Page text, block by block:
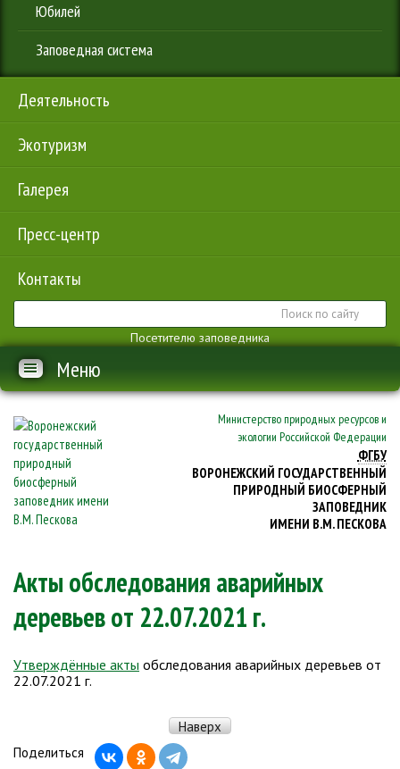
Юбилей
Заповедная система
Деятельность
Экотуризм
Галерея
Пресс-центр
Контакты
Посетителю заповедника
Меню
Министерство природных ресурсов и
экологии Российской Федерации
ФГБУ
ВОРОНЕЖСКИЙ ГОСУДАРСТВЕННЫЙ
ПРИРОДНЫЙ БИОСФЕРНЫЙ
ЗАПОВЕДНИК
ИМЕНИ В.М. ПЕСКОВА
Акты обследования аварийных
деревьев от 22.07.2021 г.
Утверждённые акты обследования аварийных деревьев от
22.07.2021 г.
Наверх
Поделиться